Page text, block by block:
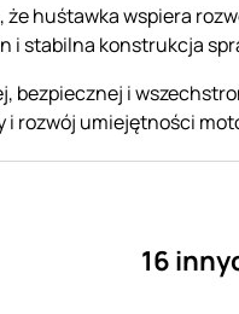
huśtawka wspiera
i stabilna konstrukcja
bezpiecznej i
i rozwój umiejętności
16